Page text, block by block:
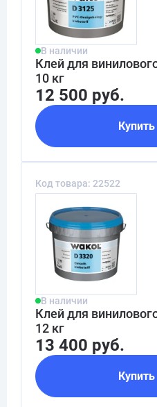
В наличии
Клей для
10 кг
12 500 руб.
Купить
Код товара: 22522
В наличии
Клей для
12 кг
13 400 руб.
Купить